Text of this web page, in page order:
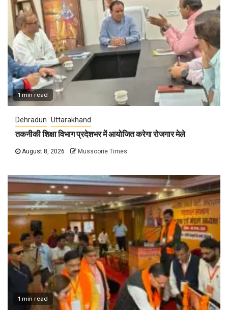
1 min read
Dehradun Uttarakhand
तकनीकी शिक्षा विभाग प्रदेशभर में आयोजित करेगा रोजगार मेले
August 8, 2026 Mussoorie Times
1 min read